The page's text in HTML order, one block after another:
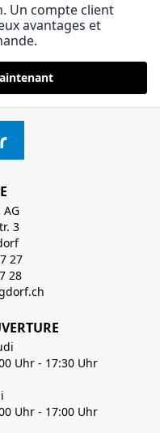
Un compte client
avantages et
AG
3
27
28
Uhr - 17:30 Uhr
Uhr - 17:00 Uhr